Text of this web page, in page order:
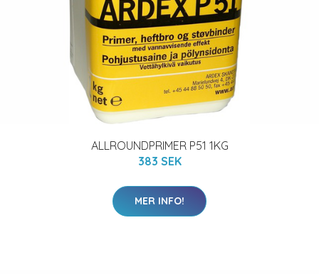
ALLROUNDPRIMER P51 1KG
383 SEK
MER INFO!